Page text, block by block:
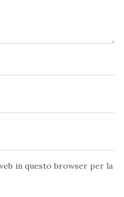
in questo browser per la